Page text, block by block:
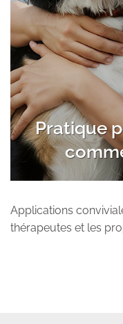
Pratique
Applications
thérapeutes et les